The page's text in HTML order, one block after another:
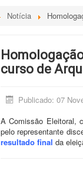
Notícia
curso de
Publicado: 07
A Comissão Eleitoral,
pelo representante
resultado final da